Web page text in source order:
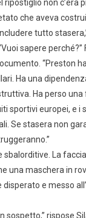
ripostiglio non c’era
che aveva
tutto
sapere perché?”
“Preston
Ha una
Ha perso
sportivi europei, e i
Se stasera non
sbalorditive. La
una maschera in
e messo
sospetto,” rispose